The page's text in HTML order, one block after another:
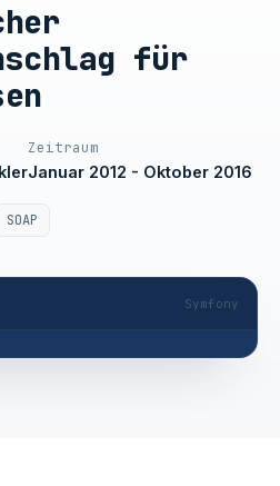
für
Zeitraum
Januar 2012 - Oktober 2016
SOAP
Symfony